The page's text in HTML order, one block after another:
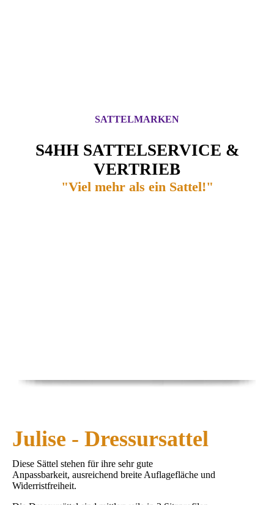
S4HH SATTELSERVICE &
VERTRIEB
"Viel mehr als ein Sattel!"
SATTELMARKEN
Julise - Dressursattel
Diese Sättel stehen für ihre sehr gute
Anpassbarkeit, ausreichend breite Auflagefläche und
Widerristfreiheit.